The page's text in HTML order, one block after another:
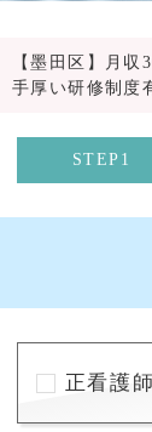
【墨田区】月収
手厚い研修制度
STEP1
正看護師